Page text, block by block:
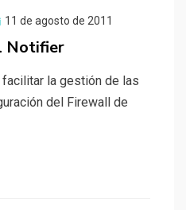
11 de agosto de 2011
Notifier
la gestión de las
del Firewall de